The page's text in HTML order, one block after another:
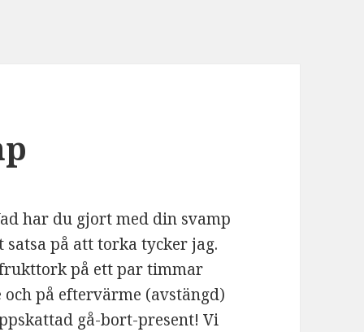
har du gjort med din svamp
satsa på att torka tycker jag.
på ett par timmar
på eftervärme (avstängd)
gå-bort-present! Vi